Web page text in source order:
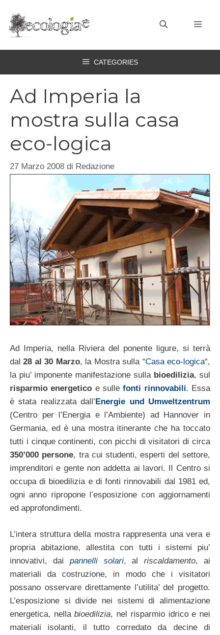
contenuto
CATEGORIES
Ad Imperia la
mostra sulla casa
eco-logica
27 Marzo 2008 di Redazione
Ad Imperia, nella Riviera del ponente ligure, si terrà
dal28 al 30 Marzo, la Mostra sulla “Casa eco-logica“,
la piu’ imponente manifestazione sulla bioedilizia, sul
risparmio energetico e sullefonti rinnovabili. Essa
è stata realizzata dall’Energie und Umweltzentrum
(Centro per l’Energia e l’Ambiente) ad Hannover in
Germania, ed è una mostra itinerante che ha toccato
tutti i cinque continenti, con picchi di visitatori di circa
350’000 persone, tra cui studenti, esperti del settore,
imprenditori e gente non addetta ai lavori. Il Centro si
occupa di bioedilizia e di fonti rinnovabili dal 1981 ed,
ogni anno ripropone l’esposizione con aggiornamenti
ed approfondimenti.
L’intera struttura della mostra rappresenta una vera e
propria abitazione, allestita con tutti i sistemi piu’
innovativi, dai pannelli solari, alriscaldamento, ai
materiali da costruzione, in modo che i visitatori
possano osservare direttamente l’utilita’ del progetto.
L’esposizione si divide nei sistemi di alimentazione
energetica, nellabioedilizia, nel risparmio idrico e nei
materiali isolanti, il tutto corredato da decine di